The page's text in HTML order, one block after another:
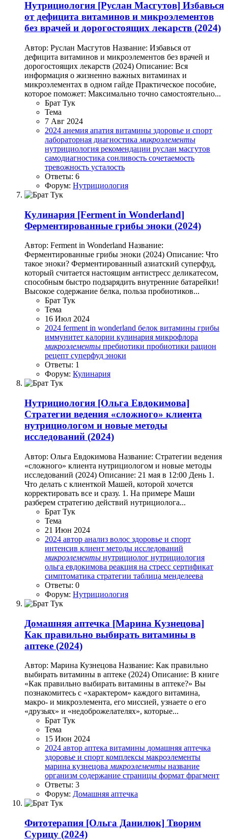
Нутрициология [Руслан Масгутов] Избавься
от дефицита витаминов и микроэлементов
без врачей и дорогостоящих лекарств (2024)
Автор: Руслан Масгутов Название: Избавься от
дефицита витаминов и микроэлементов без врачей и
дорогостоящих лекарств (2024) Описание: Вся
информация о жизненно важных витаминах и
микроэлементах в одном гайде Практическое пособие,
которое поможет: Максимально точно самостоятельно...
Брат Тук
Тема
7 Авг 2024
2024 анемия апатия витамины здоровье и спорт
лабораторная диагностика микроэлементы
нутрициология рекомендации руслан масгутов
самодиагностика сонливость сочетаемость
тревожность усталость
Ответы: 6
Форум: Нутрициология
Кулинария [Ferment in Wonderland]
Ферментированные грибы эноки (2024)
Автор: Ferment in Wonderland Название:
Ферментированные грибы эноки (2024) Описание: Что
такое эноки? Ферментированный азиатский суперфуд,
который считается настоящим антистресс деликатесом,
способным быстро подзарядить внутренние батарейки!
Высокое содержание белка, польза пробиотиков...
Брат Тук
Тема
16 Июл 2024
2024 ferment in wonderland белок витамины грибы
иммунитет калории кулинария микрофлора
микроэлементы пребиотики пробиотики рацион
рецепт суперфуд эноки
Ответы: 1
Форум: Кулинария
Нутрициология [Ольга Евдокимова]
Стратегии ведения «сложного» клиента
нутрициологом и новые методы
исследований (2024)
Автор: Ольга Евдокимова Название: Стратегии ведения
«сложного» клиента нутрициологом и новые методы
исследований (2024) Описание: 21 мая в 12:00 День 1.
Что делать с клиенткой Машей, которой хочется
корректировать все и сразу. 1. На примере Маши
разберем стратегию действий нутрициолога...
Брат Тук
Тема
21 Июн 2024
2024 автор анализ волос здоровье и спорт
интенсив клиент методы исследований
микроэлементы нутрициолог нутрициология
ольга евдокимова реакция на стресс сертификат
симптоматика стратегии таблица менделеева
Ответы: 0
Форум: Нутрициология
Домашняя аптечка [Марина Кузнецова]
Как правильно выбирать витамины в
аптеке (2024)
Автор: Марина Кузнецова Название: Как правильно
выбирать витамины в аптеке (2024) Описание: В книге
«Как правильно выбирать витамины в аптеке?» Вы
познакомитесь с «характером» каждого витамина,
макро- и микроэлемента, его миссией, узнаете о его
«друзьях» и «недоброжелателях», которые...
Брат Тук
Тема
15 Июн 2024
2024 автор аптека витамины домашняя аптечка
здоровье и спорт комплексы макроэлементы
марина кузнецова микроэлементы название
организм содержание страницы формат фрагмент
Ответы: 3
Форум: Домашняя аптечка
Фитотерапия [Ольга Данилюк] Творим
Сурицу (2024)